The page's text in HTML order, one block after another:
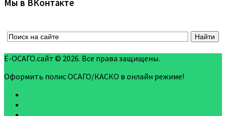
Мы в ВКонтакте
Е-ОСАГО.сайт © 2026. Все права защищены.
Оформить полис ОСАГО/КАСКО в онлайн режиме!